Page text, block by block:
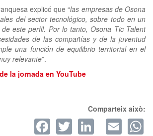
explicó que “las empresas de Osona
del sector tecnológico, sobre todo en un
este perfil. Por lo tanto, Osona Tic Talent
de las compañías y de la juventud
una función de equilibrio territorial en el
relevante”.
la jornada en YouTube
Comparteix això:
Facebook
Twitter